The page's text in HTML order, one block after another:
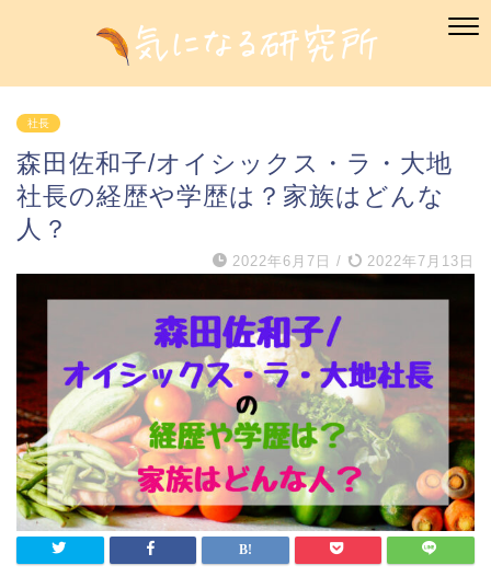
社長
森田佐和子/オイシックス・ラ・大地
社長の経歴や学歴は？家族はどんな
人？
2022年6月7日 / 2022年7月13日